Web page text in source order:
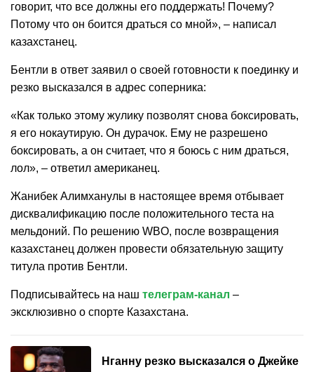
говорит, что все должны его поддержать! Почему?
Потому что он боится драться со мной», – написал
казахстанец.
Бентли в ответ заявил о своей готовности к поединку и
резко высказался в адрес соперника:
«Как только этому жулику позволят снова боксировать,
я его нокаутирую. Он дурачок. Ему не разрешено
боксировать, а он считает, что я боюсь с ним драться,
лол», – ответил американец.
Жанибек Алимханулы в настоящее время отбывает
дисквалификацию после положительного теста на
мельдоний. По решению WBO, после возвращения
казахстанец должен провести обязательную защиту
титула против Бентли.
Подписывайтесь на наш телеграм-канал –
эксклюзивно о спорте Казахстана.
Нганну резко высказался о Джейке